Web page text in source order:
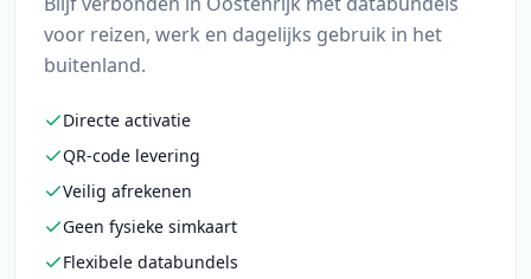
voor reizen, werk en dagelijks gebruik in het
buitenland.
Directe activatie
QR-code levering
Veilig afrekenen
Geen fysieke simkaart
Flexibele databundels